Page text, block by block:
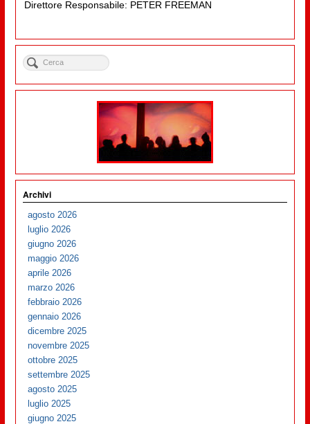
Direttore Responsabile: PETER FREEMAN
Archivi
agosto 2026
luglio 2026
giugno 2026
maggio 2026
aprile 2026
marzo 2026
febbraio 2026
gennaio 2026
dicembre 2025
novembre 2025
ottobre 2025
settembre 2025
agosto 2025
luglio 2025
giugno 2025